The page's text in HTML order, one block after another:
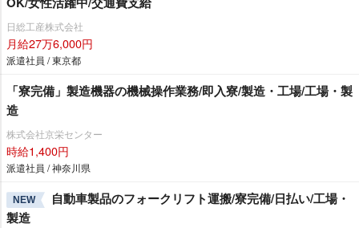
日総工産株式会社
月給27万6,000円
派遣社員 / 東京都
「寮完備」製造機器の機械操作業務/即入寮/製造・工場/工場・製
造
株式会社京栄センター
時給1,400円
派遣社員 / 神奈川県
NEW
自動車製品のフォークリフト運搬/寮完備/日払い/工場・
製造